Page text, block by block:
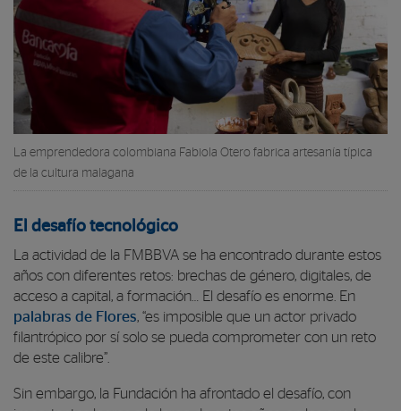
La emprendedora colombiana Fabiola Otero fabrica artesanía típica
de la cultura malagana
El desafío tecnológico
La actividad de la FMBBVA se ha encontrado durante estos
años con diferentes retos: brechas de género, digitales, de
acceso a capital, a formación… El desafío es enorme. En
palabras de Flores, “es imposible que un actor privado
filantrópico por sí solo se pueda comprometer con un reto
de este calibre”.
Sin embargo, la Fundación ha afrontado el desafío, con